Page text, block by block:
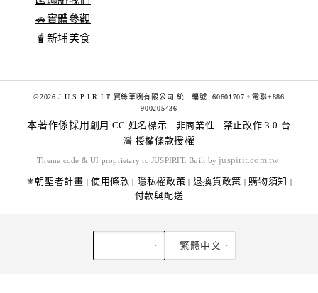
🚗實體參觀
🧋新埔美食
©2026 J U S P I R I T 賈絲筆咧有限公司 統一編號: 60601707。電聯+886
900205436
本著作係採用 創用 CC 姓名標示 - 非商業性 - 禁止改作 3.0 台
灣 授權條款授權
Theme code & UI proprietary to JUSPIRIT. Built by juspirit.com.tw
⚜️朝聖者計畫 | 使用條款 | 隱私權政策 | 退換貨政策 | 購物須知 |
付款與配送